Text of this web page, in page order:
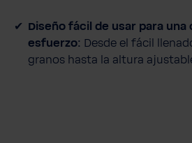
Diseño fácil de usar para una
esfuerzo: Desde el fácil
granos hasta la altura